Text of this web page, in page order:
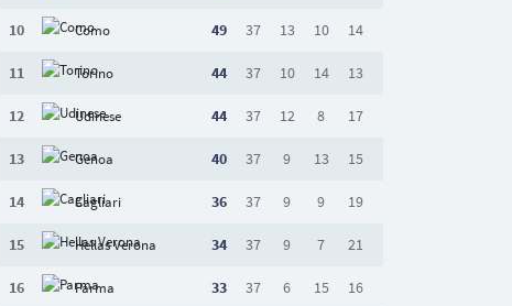
10 Como 49 37 13 10 14
11 Torino 44 37 10 14 13
12 Udinese 44 37 12 8 17
13 Genoa 40 37 9 13 15
14 Cagliari 36 37 9 9 19
15 Hellas Verona 34 37 9 7 21
16 Parma 33 37 6 15 16